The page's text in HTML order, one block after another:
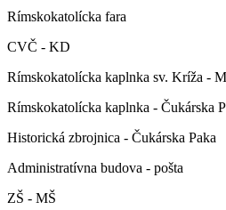
Rímskokatolícka fara
CVČ - KD
Rímskokatolícka kaplnka sv. Kríža -
Rímskokatolícka kaplnka - Čukárska
Historická zbrojnica - Čukárska Paka
Administratívna budova - pošta
ZŠ - MŠ